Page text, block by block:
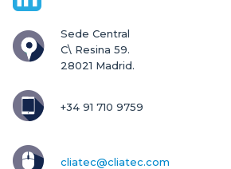
Sede Central
C\ Resina 59.
28021 Madrid.
+34 91 710 9759
cliatec@cliatec.com